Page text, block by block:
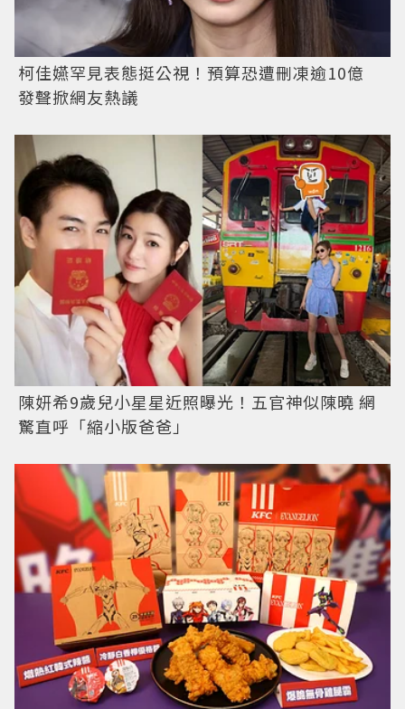
柯佳嬿罕見表態挺公視！預算恐遭刪凍逾10億
發聲掀網友熱議
陳妍希9歲兒小星星近照曝光！五官神似陳曉 網
驚直呼「縮小版爸爸」